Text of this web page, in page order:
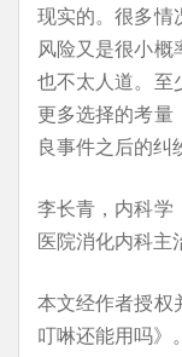
现实的。很多情
风险又是很小
也不太人道。至
更多选择的考量
良事件之后的纠
李长青，内科学
医院消化内科主
本文经作者授权
叮啉还能用吗》